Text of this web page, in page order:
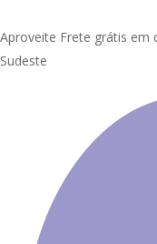
to
main
Aproveite Frete grátis em
Sudeste
Painel Adesivo de
Consultório Fisioterapia